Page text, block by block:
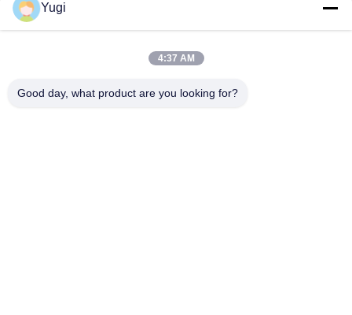
ห้อง 502 อาคาร 5 สวนอสังหาริมทรัพย์ Qide เลข 2-1 ถนน
Yugi
4:37 AM
Good day, what product are you looking for?